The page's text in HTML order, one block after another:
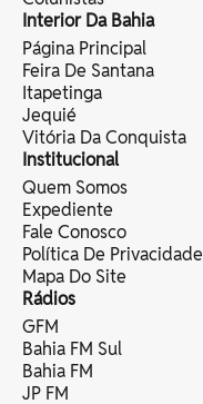
Interior Da Bahia
Página Principal
Feira De Santana
Itapetinga
Jequié
Vitória Da Conquista
Institucional
Quem Somos
Expediente
Fale Conosco
Política De Privacidade
Mapa Do Site
Rádios
GFM
Bahia FM Sul
Bahia FM
JP FM